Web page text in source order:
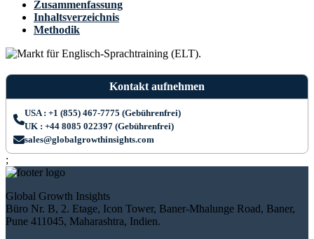
Zusammenfassung
Inhaltsverzeichnis
Methodik
Kontakt aufnehmen
USA : +1 (855) 467-7775 (Gebührenfrei)
UK : +44 8085 022397 (Gebührenfrei)
sales@globalgrowthinsights.com
;
Global Growth Insights
Büro Nr. B, 2. Etage, Icon Tower, Baner-Mhalunge Road, Baner,
Pune 411045, Maharashtra, Indien.